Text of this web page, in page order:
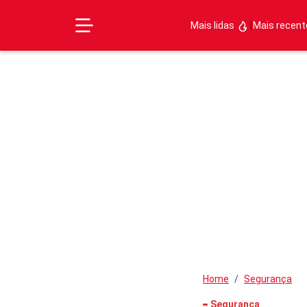
Mais lidas |Mais
Home Segurança
Segurança